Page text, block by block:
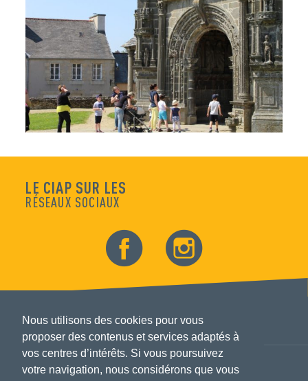
Nous utilisons des cookies pour vous
proposer des contenus et services adaptés à
vos centres d’intérêts. Si vous poursuivez
votre navigation, nous considérons que vous
LE CIAP SUR LES
RÉSEAUX SOCIAUX